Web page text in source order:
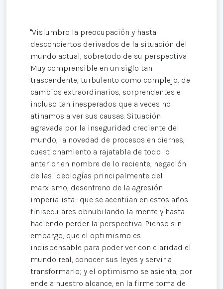
"Vislumbro la preocupación y hasta
desconciertos derivados de la situación del
mundo actual, sobretodo de su perspectiva.
Muy comprensible en un siglo tan
trascendente, turbulento como complejo, de
cambios extraordinarios, sorprendentes e
incluso tan inesperados que a veces no
atinamos a ver sus causas. Situación
agravada por la inseguridad creciente del
mundo, la novedad de procesos en ciernes,
cuestionamiento a rajatabla de todo lo
anterior en nombre de lo reciente, negación
de las ideologías principalmente del
marxismo, desenfreno de la agresión
imperialista... que se acentúan en estos años
finiseculares obnubilando la mente y hasta
haciendo perder la perspectiva. Pienso sin
embargo, que el optimismo es
indispensable para poder ver con claridad el
mundo real, conocer sus leyes y servir a
transformarlo; y el optimismo se asienta, por
ende a nuestro alcance, en la firme toma de